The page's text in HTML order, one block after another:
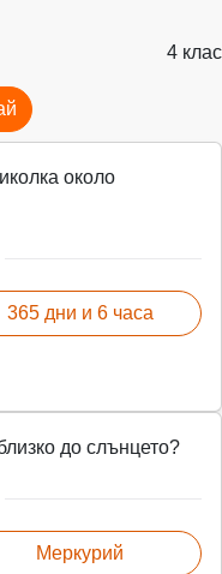
4 клас
около
365 дни и 6 часа
до слънцето?
Меркурий